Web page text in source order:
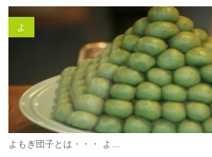
よ
よもぎ団子とは・・・ よ...